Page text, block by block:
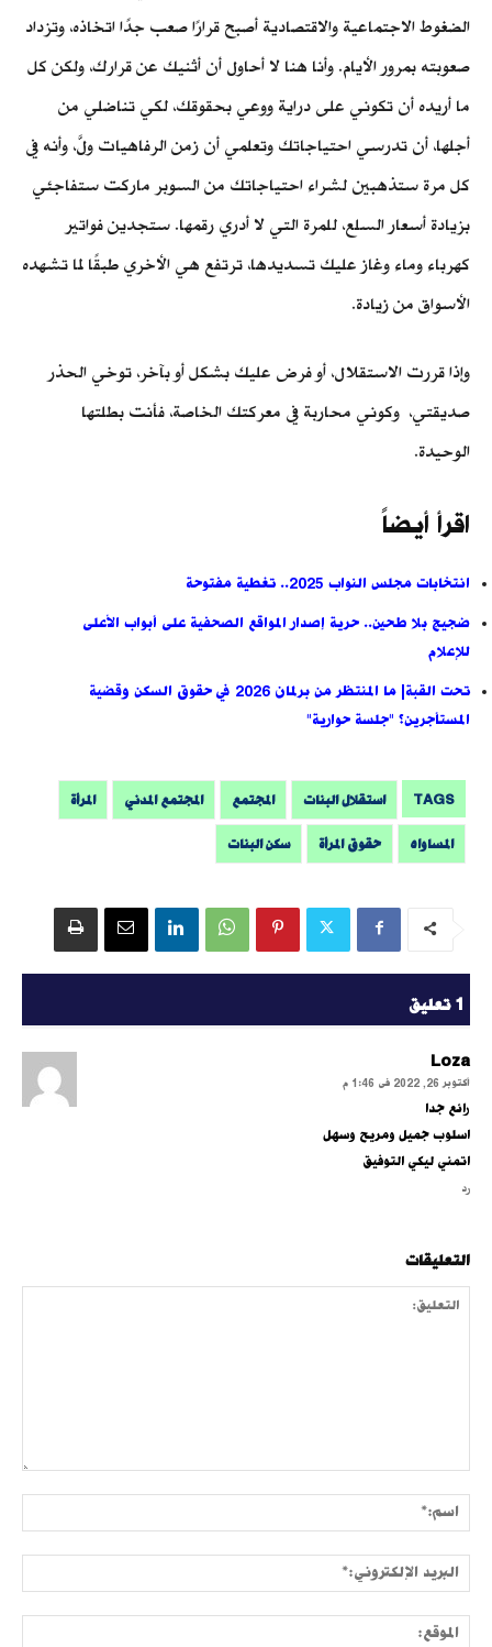
الضغوط الاجتماعية والاقتصادية أصبح قرارًا صعب جدًا اتخاذه، وتزداد
صعوبته بمرور الأيام. وأنا هنا لا أحاول أن أثنيك عن قرارك، ولكن كل
ما أريده أن تكوني على دراية ووعي بحقوقك، لكي تناضلي من
أجلها، أن تدرسي احتياجاتك وتعلمي أن زمن الرفاهيات ولَّ، وأنه في
كل مرة ستذهبين لشراء احتياجاتك من السوبر ماركت ستفاجئي
بزيادة أسعار السلع، للمرة التي لا أدري رقمها. ستجدين فواتير
كهرباء وماء وغاز عليك تسديدها، ترتفع هي الأخري طبقًا لما تشهده
الأسواق من زيادة.
وإذا قررت الاستقلال، أو فرض عليك بشكل أو بآخر، توخي الحذر
صديقتي، وكوني محاربة في معركتك الخاصة، فأنت بطلتها
الوحيدة.
اقرأ أيضاً
انتخابات مجلس النواب 2025.. تغطية مفتوحة
ضجيج بلا طحين.. حرية إصدار المواقع الصحفية على أبواب الأعلى
للإعلام
تحت القبة| ما المنتظر من برلمان 2026 في حقوق السكن وقضية
المستأجرين؟ "جلسة حوارية"
TAGS استقلال البنات المجتمع المجتمع المدني المرأة
المساواه حقوق المرأة سكن البنات
1 تعليق
Loza
أكتوبر 26, 2022 فى 1:46 م
رائع جدا
اسلوب جميل ومريح وسهل
اتمني ليكي التوفيق
رد
التعليقات